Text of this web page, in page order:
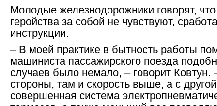
Молодые железнодорожники говорят, что
геройства за собой не чувствуют,
инструкции.
– В моей практике в бытность работы
машиниста пассажирского поезда
случаев было немало, – говорит Ковтун.
стороны, там и скорость выше, а с
совершенная система